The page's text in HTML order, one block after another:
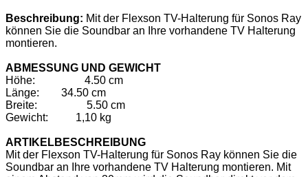
Beschreibung: Mit der Flexson TV-Halterung für Sonos Ray
können Sie die Soundbar an Ihre vorhandene TV Halterung
montieren.
ABMESSUNG UND GEWICHT
Höhe:
4.50 cm
Länge:
34.50 cm
Breite:
5.50 cm
Gewicht:
1,10 kg
ARTIKELBESCHREIBUNG
Mit der Flexson TV-Halterung für Sonos Ray können Sie die
Soundbar an Ihre vorhandene TV Halterung montieren. Mit